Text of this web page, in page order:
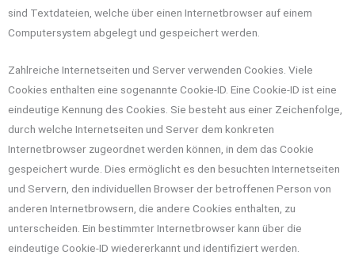
sind Textdateien, welche über einen Internetbrowser auf einem
Computersystem abgelegt und gespeichert werden.
Zahlreiche Internetseiten und Server verwenden Cookies. Viele
Cookies enthalten eine sogenannte Cookie-ID. Eine Cookie-ID ist eine
eindeutige Kennung des Cookies. Sie besteht aus einer Zeichenfolge,
durch welche Internetseiten und Server dem konkreten
Internetbrowser zugeordnet werden können, in dem das Cookie
gespeichert wurde. Dies ermöglicht es den besuchten Internetseiten
und Servern, den individuellen Browser der betroffenen Person von
anderen Internetbrowsern, die andere Cookies enthalten, zu
unterscheiden. Ein bestimmter Internetbrowser kann über die
eindeutige Cookie-ID wiedererkannt und identifiziert werden.